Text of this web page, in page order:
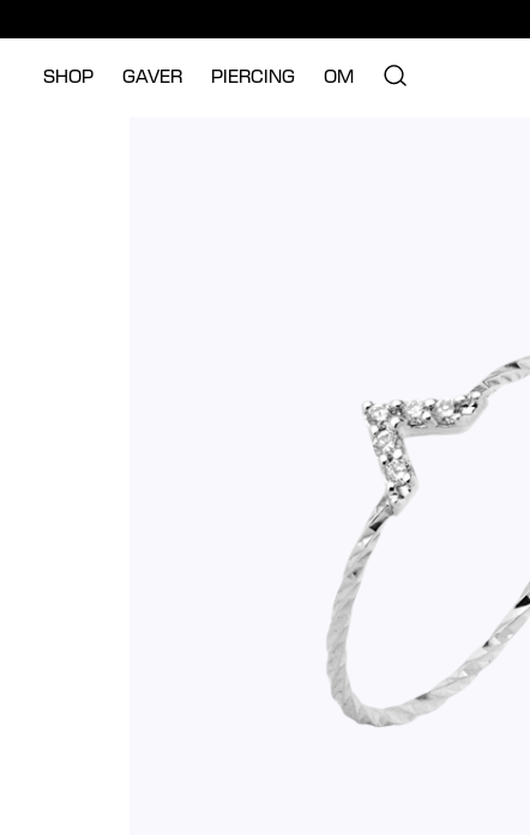
SHOP GAVER PIERCING OM